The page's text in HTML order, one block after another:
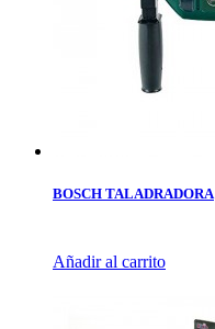
BOSCH TALADRADORA
Añadir al carrito